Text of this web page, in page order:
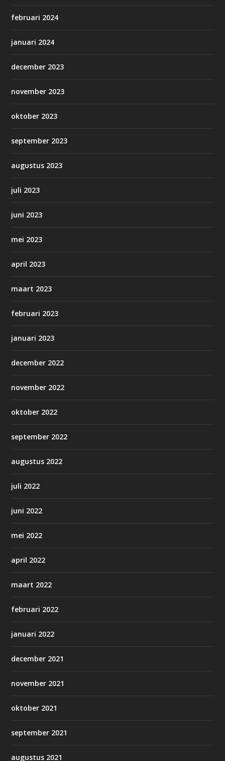
februari 2024
januari 2024
december 2023
november 2023
oktober 2023
september 2023
augustus 2023
juli 2023
juni 2023
mei 2023
april 2023
maart 2023
februari 2023
januari 2023
december 2022
november 2022
oktober 2022
september 2022
augustus 2022
juli 2022
juni 2022
mei 2022
april 2022
maart 2022
februari 2022
januari 2022
december 2021
november 2021
oktober 2021
september 2021
augustus 2021